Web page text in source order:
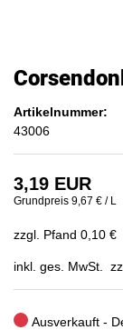
Artikelnummer:
43006
3,19 EUR
Grundpreis 9,67 € / L
zzgl. Pfand 0,10 €
inkl. ges. MwSt.
Ausverkauft -